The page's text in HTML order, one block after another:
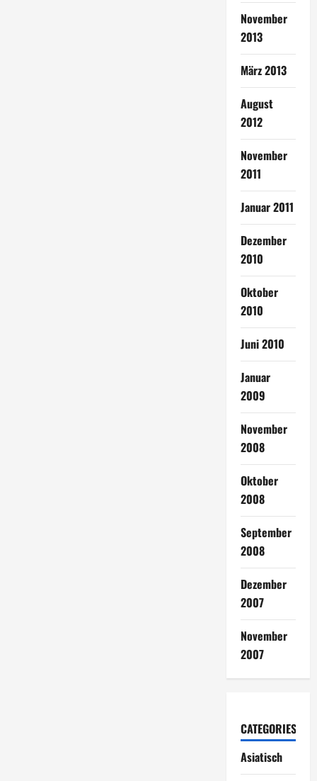
November
2013
März 2013
August
2012
November
2011
Januar 2011
Dezember
2010
Oktober
2010
Juni 2010
Januar
2009
November
2008
Oktober
2008
September
2008
Dezember
2007
November
2007
CATEGORIES
Asiatisch